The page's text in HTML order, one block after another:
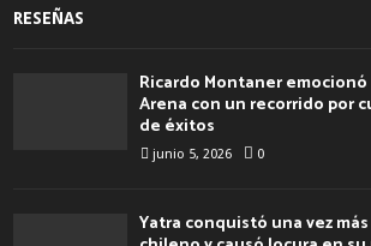
RESEÑAS
Ricardo Montaner
Arena con un recorrido por
de éxitos
junio 5, 2026 0
Yatra conquistó una vez